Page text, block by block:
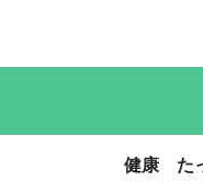
健康 た